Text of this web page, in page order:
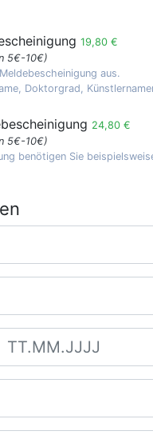
19,80 €
5€-10€)
aus.
Doktorgrad,
24,80 €
5€-10€)
benötigen Sie